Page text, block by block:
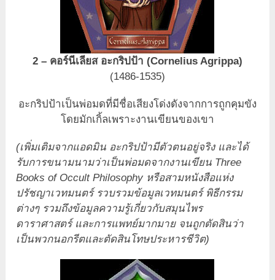
2 – คอร์นีเลียส อะกริปป้า (Cornelius Agrippa)
(1486-1535)
อะกริปป้าเป็นพ่อมดที่มีชื่อเสียงโด่งดังจากการถูกคุมขัง
โดยมักเกิ้ลเพราะงานเขียนของเขา
(เพิ่มเติมจากแอดมิน อะกริปป้ามีตัวตนอยู่จริง และได้
รับการขนามนามว่าเป็นพ่อมดจากงานเขียน Three
Books of Occult Philosophy หรือสามหนังสือแห่ง
ปรัชญาเวทมนตร์ รวบรวมข้อมูลเวทมนตร์ พิธีกรรม
ต่างๆ รวมถึงข้อมูลความรู้เกี่ยวกับสมุนไพร
ดาราศาสตร์ และการแพทย์มากมาย จนถูกตัดสินว่า
เป็นพวกนอกรีตและตัดสินโทษประหารชีวิต)